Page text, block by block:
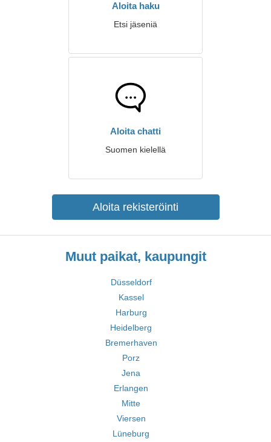
Aloita haku
Etsi jäseniä
Aloita chatti
Suomen kielellä
Aloita rekisteröinti
Muut paikat, kaupungit
Düsseldorf
Kassel
Harburg
Heidelberg
Bremerhaven
Porz
Jena
Erlangen
Mitte
Viersen
Lüneburg